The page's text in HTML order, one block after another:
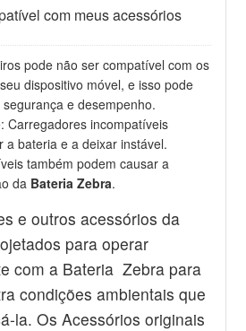
com meus acessórios
pode não ser compatível com os
dispositivo móvel, e isso pode
e desempenho.
Carregadores incompatíveis
a bateria e a deixar instável.
também podem causar a
da Bateria Zebra.
e outros acessórios da
para operar
com a Bateria Zebra para
condições ambientais que
la. Os Acessórios originais